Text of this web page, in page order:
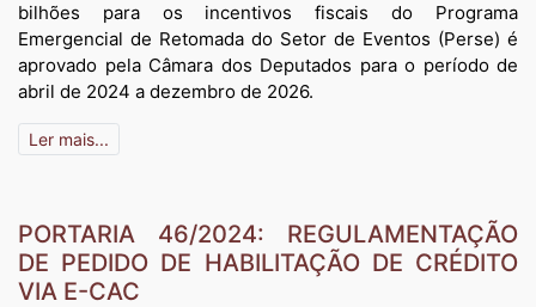
bilhões para os incentivos fiscais do Programa
Emergencial de Retomada do Setor de Eventos (Perse) é
aprovado pela Câmara dos Deputados para o período de
abril de 2024 a dezembro de 2026.
Ler mais...
PORTARIA 46/2024: REGULAMENTAÇÃO
DE PEDIDO DE HABILITAÇÃO DE CRÉDITO
VIA E-CAC